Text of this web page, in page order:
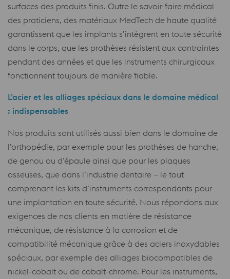
surfaces des produits finis. Outre le savoir-faire médical
des praticiens, des matériaux MedTech de haute qualité
garantissent que les implants s’intègrent en toute sécurité
dans le corps, que les prothèses résistent aux contraintes
pendant des années et que les instruments chirurgicaux
fonctionnent toujours de manière fiable.
L’acier et les alliages spéciaux dans le domaine médical
: indispensables
Nos produits sont utilisés aussi bien dans le domaine de
l’orthopédie, par exemple pour les prothèses de hanche,
de genou ou d’épaule ainsi que pour les plaques
osseuses, que dans l’industrie dentaire – le tout
comprenant les kits d’instruments correspondants pour
une implantation en toute sécurité. Nous répondons aux
exigences de nos clients en matière de résistance
mécanique, de résistance à la corrosion et de
compatibilité mécanique grâce à des aciers inoxydables
spéciaux, par exemple des alliages biocompatibles de
nickel-cobalt ou de cobalt-chrome. Pour les instruments,